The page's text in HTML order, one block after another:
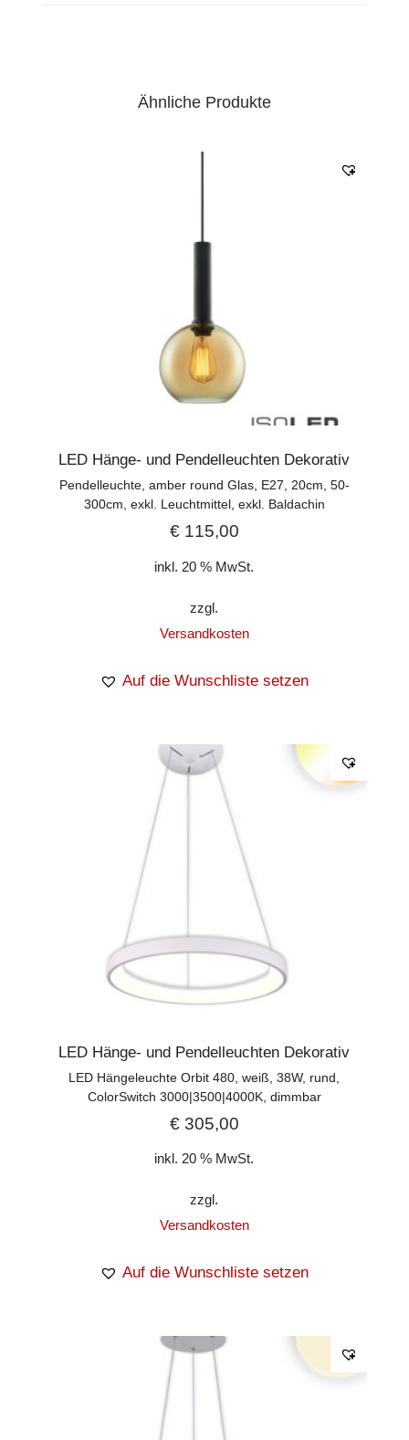
Ähnliche Produkte
LED Hänge- und Pendelleuchten Dekorativ
Pendelleuchte, amber round Glas, E27, 20cm, 50-
300cm, exkl. Leuchtmittel, exkl. Baldachin
€115,00
inkl. 20 % MwSt.
zzgl.
Versandkosten
Auf die Wunschliste setzen
LED Hänge- und Pendelleuchten Dekorativ
LED Hängeleuchte Orbit 480, weiß, 38W, rund,
ColorSwitch 3000|3500|4000K, dimmbar
€305,00
inkl. 20 % MwSt.
zzgl.
Versandkosten
Auf die Wunschliste setzen